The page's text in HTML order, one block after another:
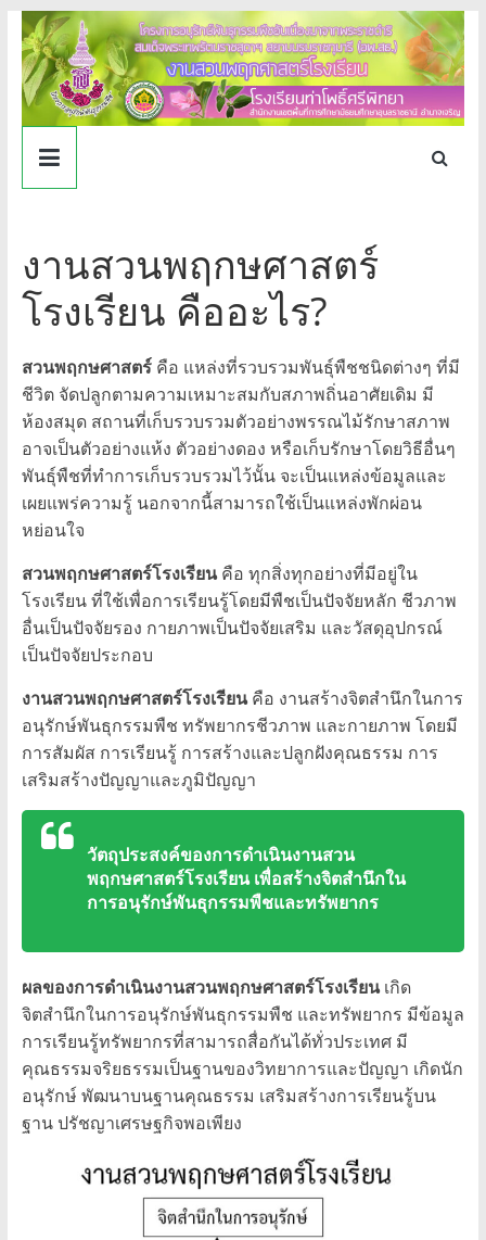
Skip
to
content
งาน
พฤกษศาสตร์
โรงเรียน
ท่า
โพธิ์
ศรี
พิทยา
งาม
มารยาท
นัก
พฤกษศาสตร์
น้อย
งานสวนพฤกษศาสตร์
โรงเรียน คืออะไร?
สวนพฤกษศาสตร์คือ แหล่งที่รวบรวมพันธุ์พืชชนิดต่างๆ ที่มี
ชีวิต จัดปลูกตามความเหมาะสมกับสภาพถิ่นอาศัยเดิม มี
ห้องสมุด สถานที่เก็บรวบรวมตัวอย่างพรรณไม้รักษาสภาพ
อาจเป็นตัวอย่างแห้ง ตัวอย่างดอง หรือเก็บรักษาโดยวิธีอื่นๆ
พันธุ์พืชที่ทำการเก็บรวบรวมไว้นั้น จะเป็นแหล่งข้อมูลและ
เผยแพร่ความรู้ นอกจากนี้สามารถใช้เป็นแหล่งพักผ่อน
หย่อนใจ
สวนพฤกษศาสตร์โรงเรียนคือ ทุกสิ่งทุกอย่างที่มีอยู่ใน
โรงเรียน ที่ใช้เพื่อการเรียนรู้โดยมีพืชเป็นปัจจัยหลัก ชีวภาพ
อื่นเป็นปัจจัยรอง กายภาพเป็นปัจจัยเสริม และวัสดุอุปกรณ์
เป็นปัจจัยประกอบ
งานสวนพฤกษศาสตร์โรงเรียนคือ งานสร้างจิตสำนึกในการ
อนุรักษ์พันธุกรรมพืช ทรัพยากรชีวภาพ และกายภาพ โดยมี
การสัมผัส การเรียนรู้ การสร้างและปลูกฝังคุณธรรม การ
เสริมสร้างปัญญาและภูมิปัญญา
วัตถุประสงค์ของการดำเนินงานสวน
พฤกษศาสตร์โรงเรียน เพื่อสร้างจิตสำนึกใน
การอนุรักษ์พันธุกรรมพืชและทรัพยากร
ผลของการดำเนินงานสวนพฤกษศาสตร์โรงเรียนเกิด
จิตสำนึกในการอนุรักษ์พันธุกรรมพืช และทรัพยากร มีข้อมูล
การเรียนรู้ทรัพยากรที่สามารถสื่อกันได้ทั่วประเทศ มี
คุณธรรมจริยธรรมเป็นฐานของวิทยาการและปัญญา เกิดนัก
อนุรักษ์ พัฒนาบนฐานคุณธรรม เสริมสร้างการเรียนรู้บน
ฐาน ปรัชญาเศรษฐกิจพอเพียง